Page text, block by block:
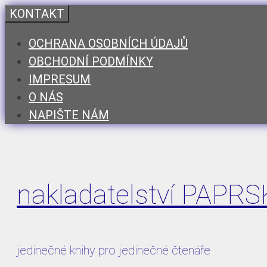
Přeskočit
obsah
KONTAKT
OCHRANA OSOBNÍCH ÚDAJŮ
OBCHODNÍ PODMÍNKY
IMPRESUM
O NÁS
NAPIŠTE NÁM
nakladatelství
jedinečné knihy pro jedinečné čtenáře